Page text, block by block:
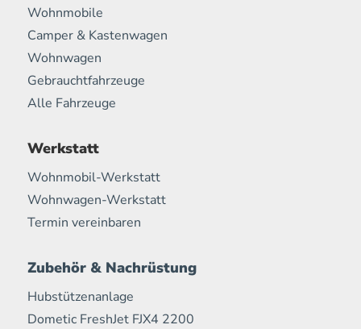
Wohnmobile
Camper & Kastenwagen
Wohnwagen
Gebrauchtfahrzeuge
Alle Fahrzeuge
Werkstatt
Wohnmobil-Werkstatt
Wohnwagen-Werkstatt
Termin vereinbaren
Zubehör & Nachrüstung
Hubstützenanlage
Dometic FreshJet FJX4 2200